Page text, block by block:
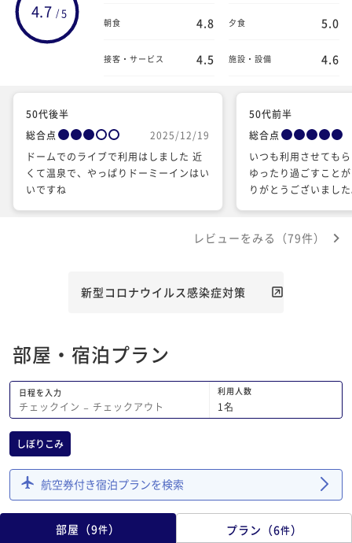
4.7 /5
朝食 4.8 夕食 5.0
接客・サービス 4.5 施設・設備 4.6
50代後半
総合点
2025/12/19
ドームでのライブで利用はしました 近
くて温泉で、やっぱりドーミーインはい
いですね
50代前半
総合点
いつも利用させても
ゆったり過ごすこと
りがとうございまし
レビューをみる（79件）
新型コロナウイルス感染症対策
部屋・宿泊プラン
日程を入力
チェックイン − チェックアウト
利用人数
1名
しぼりこみ
航空券付き宿泊プランを検索
部屋 （9件） プラン （6件）